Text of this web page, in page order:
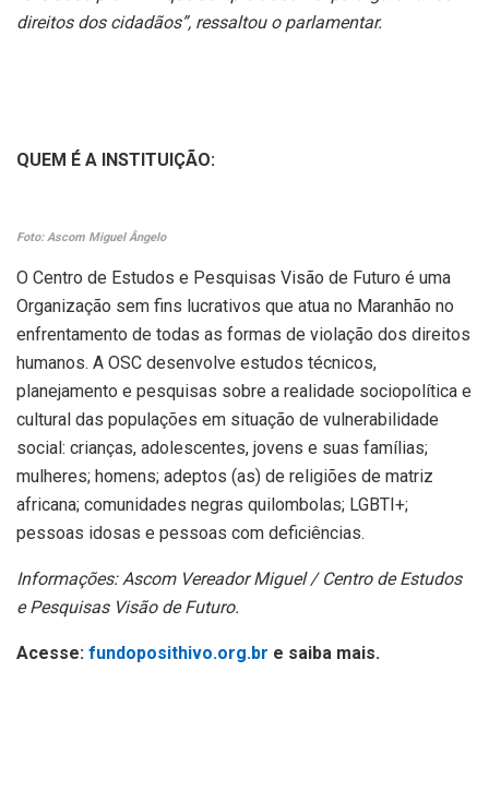
direitos dos cidadãos”, ressaltou o parlamentar.
QUEM É A INSTITUIÇÃO:
Foto: Ascom Miguel Ângelo
O Centro de Estudos e Pesquisas Visão de Futuro é uma
Organização sem fins lucrativos que atua no Maranhão no
enfrentamento de todas as formas de violação dos direitos
humanos. A OSC desenvolve estudos técnicos,
planejamento e pesquisas sobre a realidade sociopolítica e
cultural das populações em situação de vulnerabilidade
social: crianças, adolescentes, jovens e suas famílias;
mulheres; homens; adeptos (as) de religiões de matriz
africana; comunidades negras quilombolas; LGBTI+;
pessoas idosas e pessoas com deficiências.
Informações: Ascom Vereador Miguel / Centro de Estudos
e Pesquisas Visão de Futuro.
Acesse: fundoposithivo.org.br e saiba mais.